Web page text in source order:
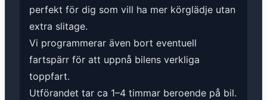
perfekt för dig som vill ha mer körglädje utan
extra slitage.
Vi programmerar även bort eventuell
fartspärr för att uppnå bilens verkliga
toppfart.
Utförandet tar ca 1–4 timmar beroende på bil.